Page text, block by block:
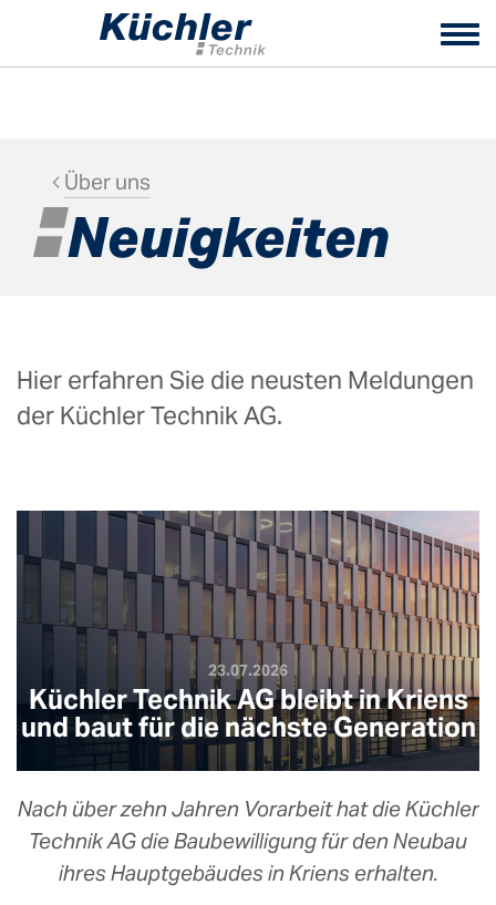
Über uns
Neuigkeiten
Hier erfahren Sie die neusten Meldungen
der Küchler Technik AG.
23.07.2026
Küchler Technik AG bleibt in Kriens
und baut für die nächste Generation
Nach über zehn Jahren Vorarbeit hat die Küchler
Technik AG die Baubewilligung für den Neubau
ihres Hauptgebäudes in Kriens erhalten.